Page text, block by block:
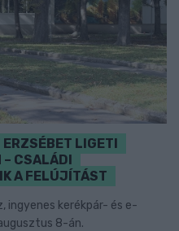
LIGETI
– CSALÁDI
A FELÚJÍTÁST
ingyenes kerékpár- és e-
8-án.